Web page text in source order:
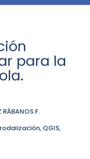
para la
RÁBANOS F.
QGIS,